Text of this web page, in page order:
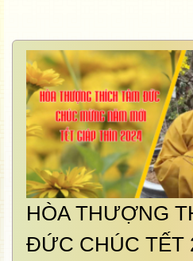
HÒA THƯỢNG
ĐỨC CHÚC TẾT